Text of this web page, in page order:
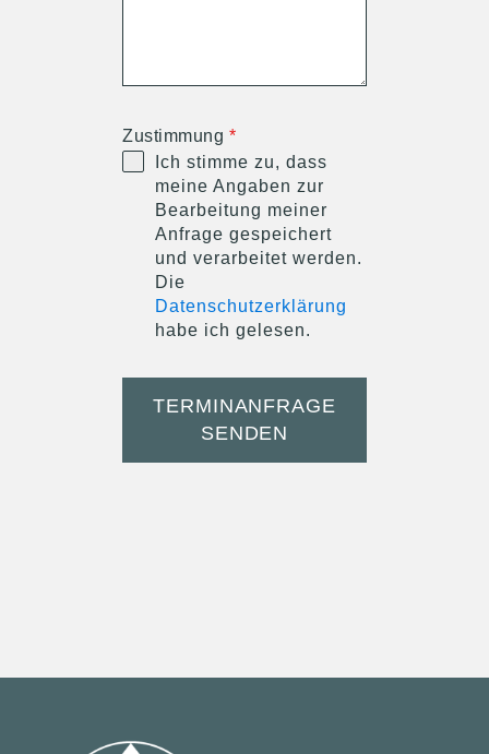
Zustimmung *
Ich stimme zu, dass
meine Angaben zur
Bearbeitung meiner
Anfrage gespeichert
und verarbeitet werden.
Die
Datenschutzerklärung
habe ich gelesen.
TERMINANFRAGE
SENDEN